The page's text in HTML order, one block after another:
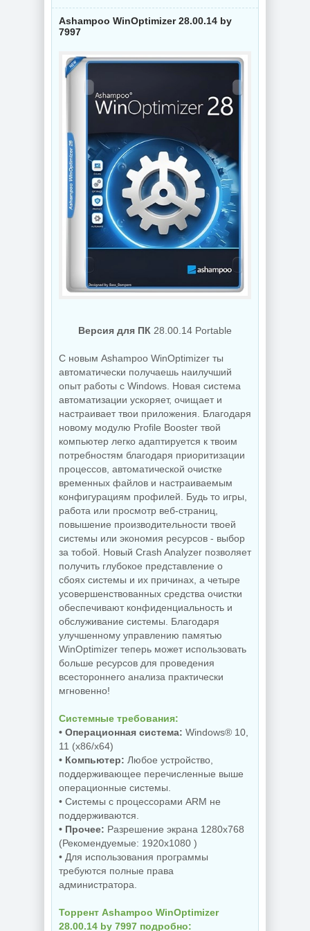
Просмотр
документов
Adobe Acrobat Pro
KpoJIuK
Конвертер видео
Wondershare
17.4.5.648 by 7997
Видеоконвертер
by 7997
NEW
мессенджер
Telegram Desktop
NEW
Схемы курсоров
для
компьютерной
мышки (Cursors
concept scheme)
NEW
Создание
коллажей Shotcut
26.8.1 + Portable
NEW
PDF редактор
UPDF 2.5.7.0
NEW
Украшение фото
ON1 Effects
2026.5
20.5.0.19010
NEW
Suite 5.9.2.1
NEW
20.5.0.19010
NEW
Редактор фото
ON1 Photo RAW
MAX 2026.5
20.5.0.19010 +
Creative Pack
NEW
Бесплатный
антивирус
Comodo Internet
Security Premium
12.4.0.8170 Final
NEW
NEW NEW
Ashampoo WinOptimizer 28.00.14 by
7997
Версия для ПК 28.00.14 Portable
С новым Ashampoo WinOptimizer ты
автоматически получаешь наилучший
опыт работы с Windows. Новая система
автоматизации ускоряет, очищает и
настраивает твои приложения. Благодаря
новому модулю Profile Booster твой
компьютер легко адаптируется к твоим
потребностям благодаря приоритизации
процессов, автоматической очистке
временных файлов и настраиваемым
конфигурациям профилей. Будь то игры,
работа или просмотр веб-страниц,
повышение производительности твоей
системы или экономия ресурсов - выбор
за тобой. Новый Crash Analyzer позволяет
получить глубокое представление о
сбоях системы и их причинах, а четыре
усовершенствованных средства очистки
обеспечивают конфиденциальность и
обслуживание системы. Благодаря
улучшенному управлению памятью
WinOptimizer теперь может использовать
больше ресурсов для проведения
всестороннего анализа практически
мгновенно!
Системные требования:
• Операционная система: Windows® 10,
11 (x86/x64)
• Компьютер: Любое устройство,
поддерживающее перечисленные выше
операционные системы.
• Системы с процессорами ARM не
поддерживаются.
• Прочее: Разрешение экрана 1280x768
(Рекомендуемые: 1920x1080 )
• Для использования программы
требуются полные права
администратора.
Торрент Ashampoo WinOptimizer
28.00.14 by 7997 подробно: